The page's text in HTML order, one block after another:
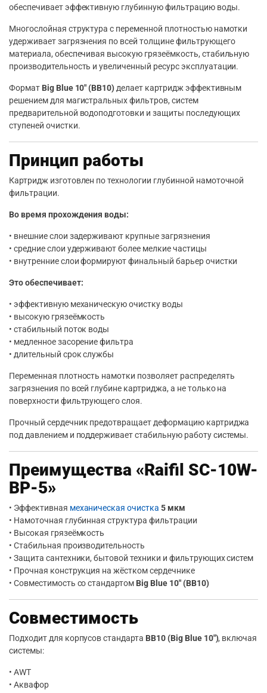
обеспечивает эффективную глубинную фильтрацию воды.
Многослойная структура с переменной плотностью намотки
удерживает загрязнения по всей толщине фильтрующего
материала, обеспечивая высокую грязеёмкость, стабильную
производительность и увеличенный ресурс эксплуатации.
Формат Big Blue 10″ (BB10) делает картридж эффективным
решением для магистральных фильтров, систем
предварительной водоподготовки и защиты последующих
ступеней очистки.
Принцип работы
Картридж изготовлен по технологии глубинной намоточной
фильтрации.
Во время прохождения воды:
• внешние слои задерживают крупные загрязнения
• средние слои удерживают более мелкие частицы
• внутренние слои формируют финальный барьер очистки
Это обеспечивает:
• эффективную механическую очистку воды
• высокую грязеёмкость
• стабильный поток воды
• медленное засорение фильтра
• длительный срок службы
Переменная плотность намотки позволяет распределять
загрязнения по всей глубине картриджа, а не только на
поверхности фильтрующего слоя.
Прочный сердечник предотвращает деформацию картриджа
под давлением и поддерживает стабильную работу системы.
Преимущества «Raifil SC-10W-
BP-5»
• Эффективная механическая очистка 5 мкм
• Намоточная глубинная структура фильтрации
• Высокая грязеёмкость
• Стабильная производительность
• Защита сантехники, бытовой техники и фильтрующих систем
• Прочная конструкция на жёстком сердечнике
• Совместимость со стандартом Big Blue 10″ (BB10)
Совместимость
Подходит для корпусов стандарта BB10 (Big Blue 10″), включая
системы:
• AWT
• Аквафор